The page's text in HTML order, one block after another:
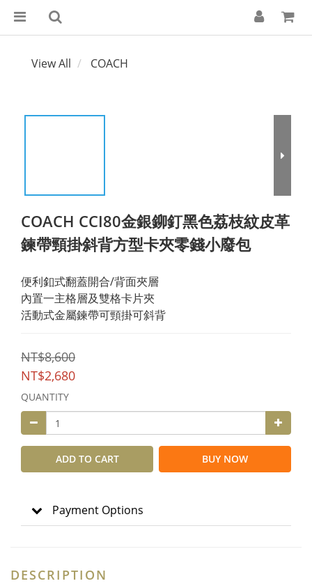
View All COACH
COACH CCI80金銀鉚釘黑色荔枝紋皮革
鍊帶頸掛斜背方型卡夾零錢小廢包
便利釦式翻蓋開合/背面夾層
內置一主格層及雙格卡片夾
活動式金屬鍊帶可頸掛可斜背
NT$8,600
NT$2,680
QUANTITY
ADD TO CART BUY NOW
Payment Options
DESCRIPTION